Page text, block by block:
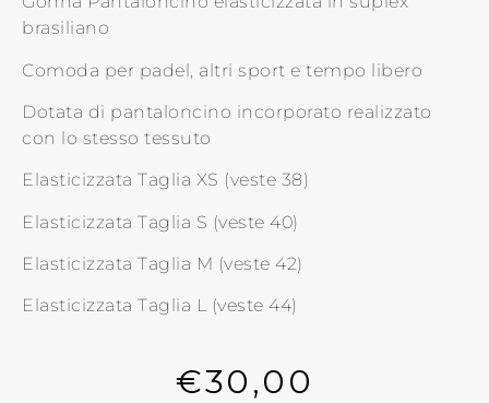
brasiliano
Comoda per padel, altri sport e tempo libero
Dotata di pantaloncino incorporato realizzato
con lo stesso tessuto
Elasticizzata Taglia XS (veste 38)
Elasticizzata Taglia S (veste 40)
Elasticizzata Taglia M (veste 42)
Elasticizzata Taglia L (veste 44)
€30,00